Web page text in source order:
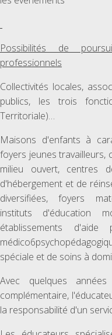
Possibilités de
professionnels
Collectivités locales,
publics, les trois
Territoriale)…
Maisons d'enfants à
foyers jeunes travailleurs,
milieu ouvert, centres
d'hébergement et de
diversifiées, foyers
instituts d'éducation
établissements
spéciale et de soins à
Avec quelques
complémentaire,
la responsabilité d'un